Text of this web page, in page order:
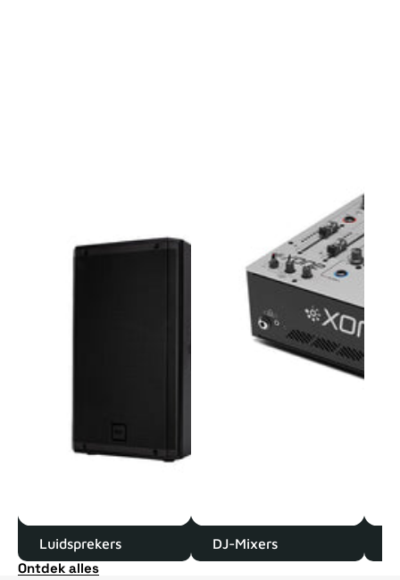
Luidsprekers DJ-Mixers
Ontdek alles